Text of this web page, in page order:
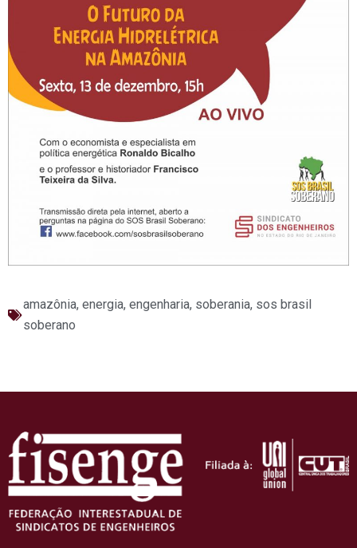
amazônia, energia, engenharia, soberania, sos brasil
soberano